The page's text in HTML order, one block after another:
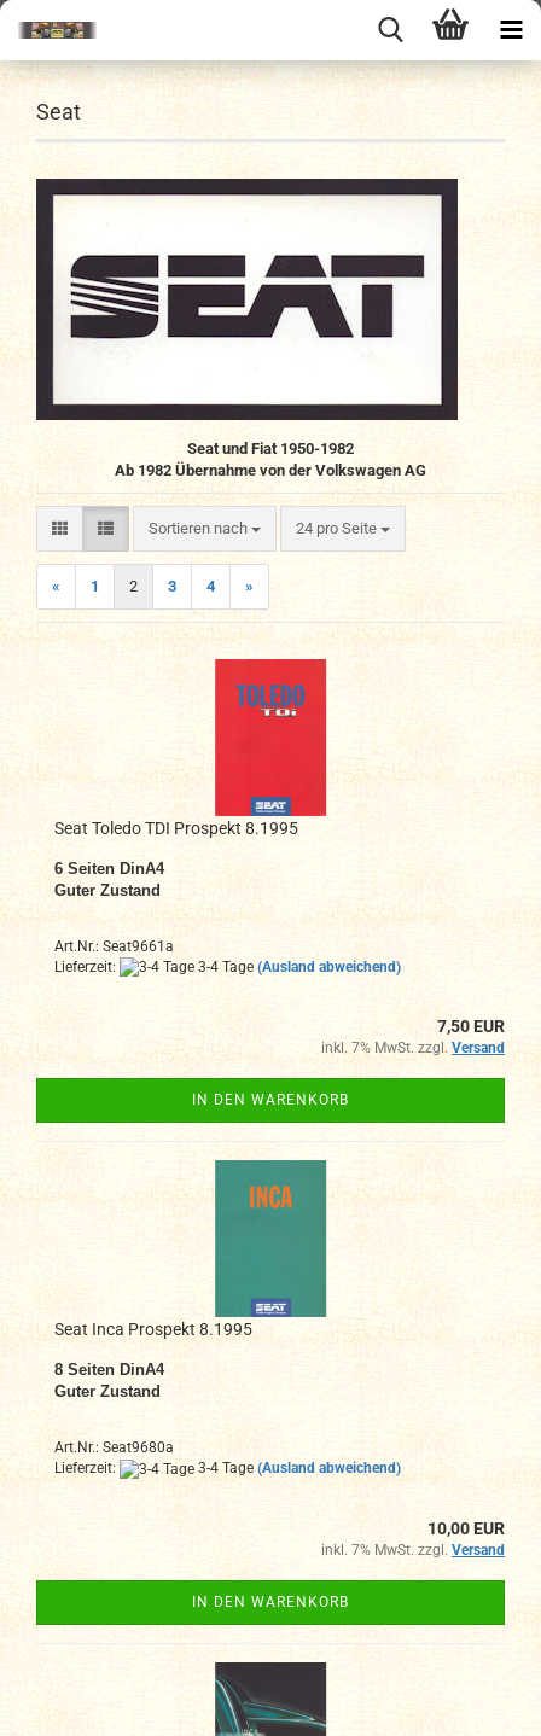
Seat
Seat und Fiat 1950-1982
Ab 1982 Übernahme von der Volkswagen AG
Sortieren nach
Sortieren nach 24 pro Seite
pro Seite
« 1 2 3 4 »
Seat Toledo TDI Prospekt 8.1995
6 Seiten DinA4
Guter Zustand
Art.Nr.: Seat9661a
Lieferzeit:
3-4 Tage (Ausland abweichend)
7,50 EUR
inkl. 7% MwSt. zzgl. Versand
IN DEN WARENKORB
Seat Inca Prospekt 8.1995
8 Seiten DinA4
Guter Zustand
Art.Nr.: Seat9680a
Lieferzeit:
3-4 Tage (Ausland abweichend)
10,00 EUR
inkl. 7% MwSt. zzgl. Versand
IN DEN WARENKORB